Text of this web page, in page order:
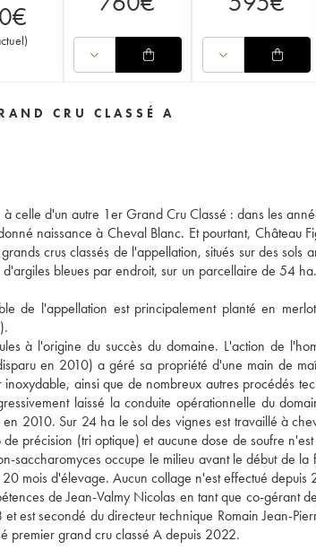
€
)
CRU CLASSÉ A
à celle d'un autre 1er Grand Cru Classé : dans les
naissance à Cheval Blanc. Et pourtant, Château
crus classés de l'appellation, situés sur des
bleues par endroit, sur un parcellaire de 54
de l'appellation est principalement planté en
à l'origine du succès du domaine. L'action de
en 2010) a géré sa propriété d'une main de
ainsi que de nombreux autres procédés
laissé la conduite opérationnelle du
2010. Sur 24 ha le sol des vignes est travaillé à
précision (tri optique) et aucune dose de soufre
saccharomyces occupe le milieu avant le début de
mois d'élevage. Aucun collage n'est effectué
de Jean-Valmy Nicolas en tant que co-gérant
est secondé du directeur technique Romain Jean-
premier grand cru classé A depuis 2022.